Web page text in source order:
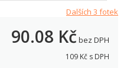
Dalších 3 fotek
90.08 Kčbez DPH
109 Kč s DPH